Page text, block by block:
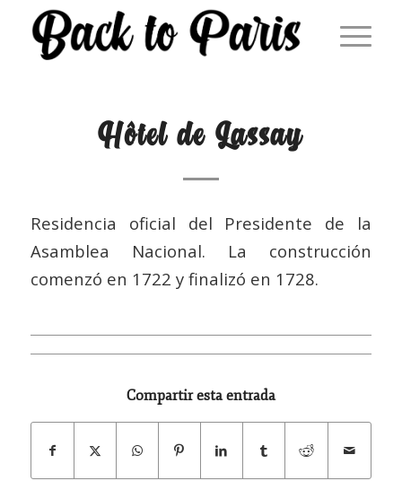
Hôtel de Lassay
Residencia oficial del Presidente de la
Asamblea Nacional. La construcción
comenzó en 1722 y finalizó en 1728.
Compartir esta entrada